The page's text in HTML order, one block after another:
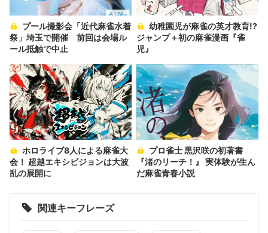
祭」埼玉で開催 前回は会場ル
ール抵触で中止
ジャンプ＋初の麻雀漫画『雀
児』
会！ 超越エキシビジョンは大波
乱の展開に
『渚のリーチ！』 実体験が生ん
だ麻雀青春小説
関連キーフレーズ